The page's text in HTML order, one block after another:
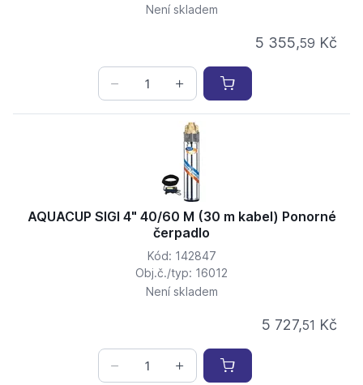
Není skladem
5 355,59 Kč
AQUACUP SIGI 4" 40/60 M (30 m kabel) Ponorné
čerpadlo
Kód: 142847
Obj.č./typ: 16012
Není skladem
5 727,51 Kč